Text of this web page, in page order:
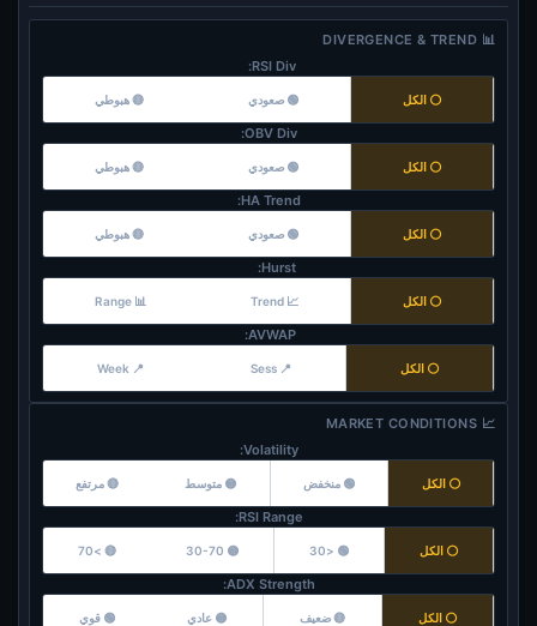
📊 DIVERGENCE & TREND
RSI Div:
⚪ الكل 🟢 صعودي 🔴 هبوطي
OBV Div:
⚪ الكل 🟢 صعودي 🔴 هبوطي
HA Trend:
⚪ الكل 🟢 صعودي 🔴 هبوطي
Hurst:
⚪ الكل 📈 Trend
📊 Range
AVWAP:
⚪ الكل 📍 Sess
📍 Week
📈 MARKET CONDITIONS
Volatility:
⚪ الكل 🟢 منخفض 🟡 متوسط 🔴 مرتفع
RSI Range:
⚪ الكل 🟢 <30
🟡 30-70
🔴 >70
ADX Strength:
⚪ الكل 🔴 ضعيف 🟡 عادي 🟢 قوي